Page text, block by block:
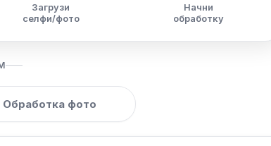
Загрузи
селфи/фото
Начни
обработку
Обработка фото